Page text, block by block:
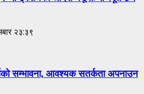
२३:३९
सम्भावना, आवश्यक सतर्कता अपनाउन